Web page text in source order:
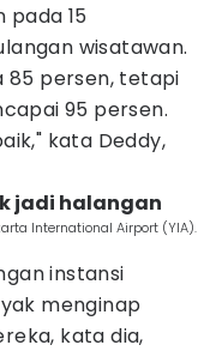
15
wisatawan.
85 persen, tetapi
95 persen.
kata Deddy,
jadi halangan
International Airport (YIA).
instansi
menginap
kata dia,